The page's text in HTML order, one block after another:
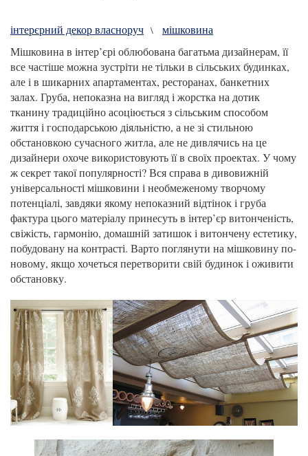
інтерєрний декор власноруч \
мішковина
Мішковина в інтер’єрі облюбована багатьма дизайнерам, її
все частіше можна зустріти не тільки в сільських будинках,
але і в шикарних апартаментах, ресторанах, банкетних
залах. Груба, непоказна на вигляд і жорстка на дотик
тканину традиційно асоціюється з сільським способом
життя і господарською діяльністю, а не зі стильною
обстановкою сучасного житла, але не дивлячись на це
дизайнери охоче використовують її в своїх проектах. У чому
ж секрет такої популярності? Вся справа в дивовижній
універсальності мішковини і необмеженому творчому
потенціалі, завдяки якому непоказний відтінок і груба
фактура цього матеріалу принесуть в інтер’єр витонченість,
свіжість, гармонію, домашній затишок і витончену естетику,
побудовану на контрасті. Варто поглянути на мішковину по-
новому, якщо хочеться перетворити свій будинок і оживити
обстановку.